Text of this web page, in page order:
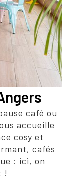
café ou
accueille
cosy et
cafés
: ici, on
!